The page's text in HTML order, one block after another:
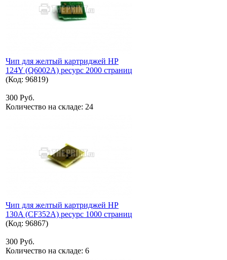
Чип для желтый картриджей HP
124Y (Q6002A) ресурс 2000 страниц
(Код: 96819)
300 Руб.
Количество на складе: 24
Чип для желтый картриджей HP
130A (CF352A) ресурс 1000 страниц
(Код: 96867)
300 Руб.
Количество на складе: 6